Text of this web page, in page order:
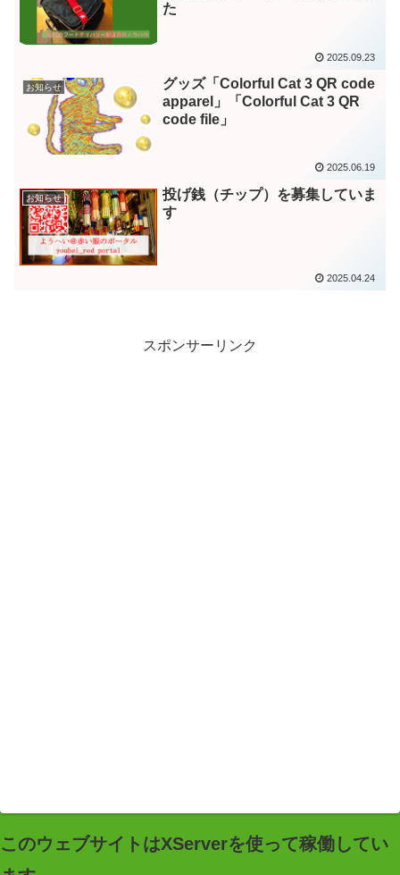
た
2025.09.23
お知らせ
グッズ「Colorful Cat 3 QR code
apparel」「Colorful Cat 3 QR
code file」
2025.06.19
お知らせ
投げ銭（チップ）を募集していま
す
2025.04.24
スポンサーリンク
このウェブサイトはXServerを使って稼働してい